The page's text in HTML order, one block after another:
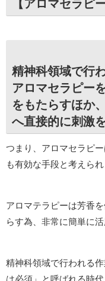
【アロマセラピ
精神科領域で行
アロマセラピー
をもたらすほか
へ直接的に刺激
つまり、アロマセラピ
も有効な手段と考えられ
アロマテラピーは芳香
らす為、非常に簡単に
精神科領域で行われる
は必須」と呼ばれる時